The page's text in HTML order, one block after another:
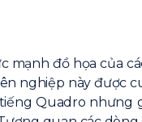
mạnh đồ họa của
nghiệp này được
Quadro nhưng